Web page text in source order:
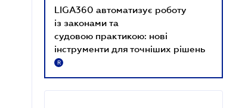
LIGA360 автоматизує роботу
із законами та
судовою практикою: нові
інструменти для точніших рішень
R